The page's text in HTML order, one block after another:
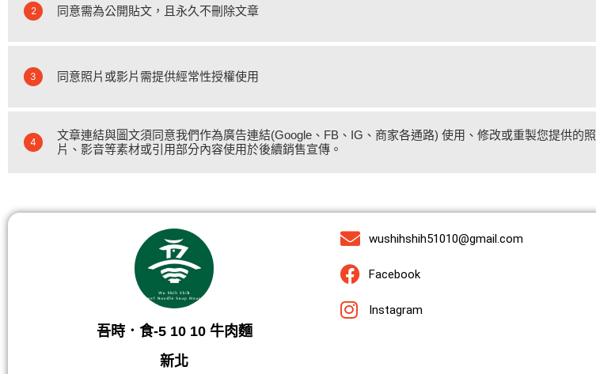
2 同意需為公開貼文，且永久不刪除文章
3 同意照片或影片需提供經常性授權使用
4
文章連結與圖文須同意我們作為廣告連結(Google、FB、IG、商家各通路) 使用、修改或重製您提供的照
片、影音等素材或引用部分內容使用於後續銷售宣傳。
吾時．食-5 10 10 牛肉麵
新北
wushihshih51010@gmail.com
Facebook
Instagram